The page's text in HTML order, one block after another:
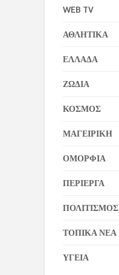
WEB TV
ΑΘΛΗΤΙΚΑ
ΕΛΛΑΔΑ
ΖΩΔΙΑ
ΚΟΣΜΟΣ
ΜΑΓΕΙΡΙΚΗ
ΟΜΟΡΦΙΑ
ΠΕΡΙΕΡΓΑ
ΠΟΛΙΤΙΣΜΟΣ
ΤΟΠΙΚΑ ΝΕΑ
ΥΓΕΙΑ